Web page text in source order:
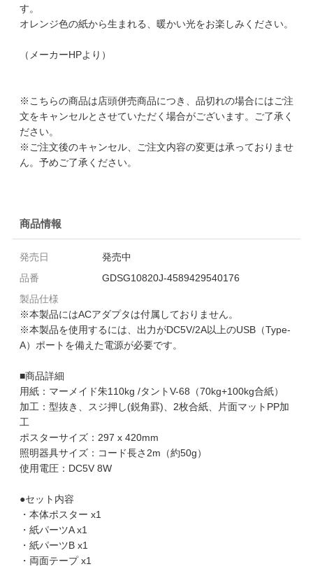
す。
オレンジ色の紙から生まれる、暖かい光をお楽しみください。
（メーカーHPより）
※こちらの商品は店頭併売商品につき、品切れの場合にはご注
文をキャンセルとさせていただく場合がございます。ご了承く
ださい。
※ご注文後のキャンセル、ご注文内容の変更は承っておりませ
ん。予めご了承ください。
商品情報
発売日
発売中
品番
GDSG10820J-4589429540176
製品仕様
※本製品にはACアダプタは付属しておりません。
※本製品を使用するには、出力がDC5V/2A以上のUSB（Type-
A）ポートを備えた電源が必要です。
■商品詳細
用紙：マーメイド朱110kg /タントV-68（70kg+100kg合紙）
加工：型抜き、スジ押し(鋭角罫)、2枚合紙、片面マットPP加
工
ポスターサイズ：297 x 420mm
照明器具サイズ：コード長さ2m（約50g）
使用電圧：DC5V 8W
●セット内容
・本体ポスター x1
・紙パーツA x1
・紙パーツB x1
・両面テープ x1